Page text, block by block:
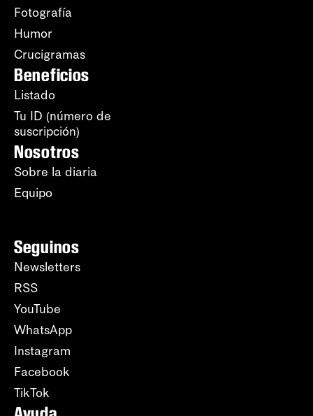
Fotografía
Humor
Crucigramas
Beneficios
Listado
Tu ID (número de
suscripción)
Nosotros
Sobre la diaria
Equipo
Seguinos
Newsletters
RSS
YouTube
WhatsApp
Instagram
Facebook
TikTok